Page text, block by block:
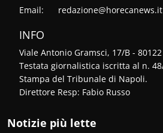
Email: redazione@horecanews.it
INFO
Viale Antonio Gramsci, 17/B -
Testata giornalistica iscritta al n.
Stampa del Tribunale di Napoli.
Direttore Resp: Fabio Russo
Notizie più lette